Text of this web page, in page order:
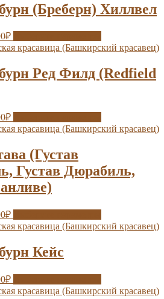
(Бреберн) Хиллвел
₽
Ред Филд (Redfield
₽
(Густав
Густав Дюрабиль,
₽
Кейс
₽